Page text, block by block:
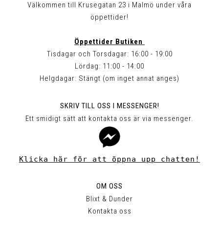
Välkommen till Krusegatan 23 i Malmö under våra
öppettider!
Öppettider Butiken
Tisdagar och Torsdagar: 16:00 - 19:00
Lördag: 11:00 - 14:00
Helgdagar: Stängt (om inget annat anges)
SKRIV TILL OSS I MESSENGER!
Ett smidigt sätt att kontakta oss är via messenger.
Klicka här för att öppna upp chatten!
OM OSS
Blixt & Dunder
Kontakta oss